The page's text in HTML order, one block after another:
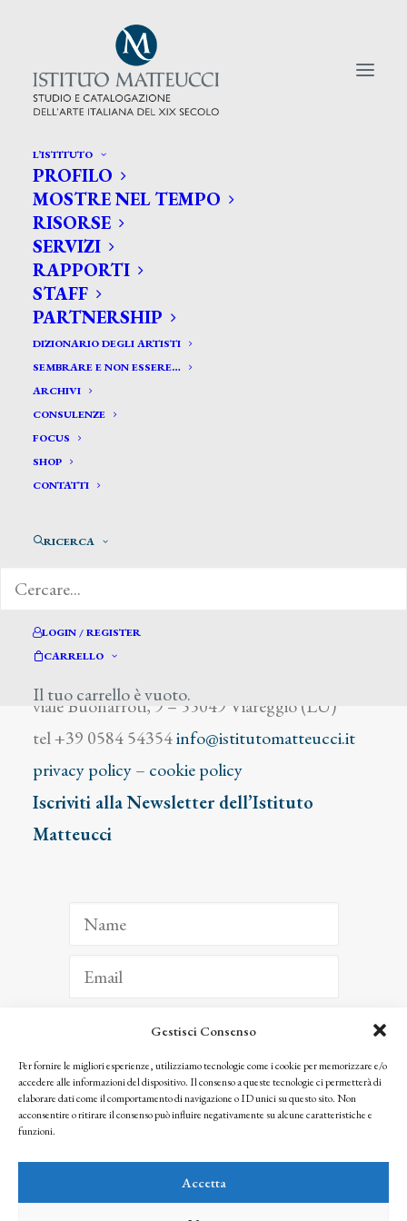
Gestisci Consenso
Per fornire le migliori esperienze, utilizziamo tecnologie come i cookie per memorizzare e/o
accedere alle informazioni del dispositivo. Il consenso a queste tecnologie ci permetterà di
elaborare dati come il comportamento di navigazione o ID unici su questo sito. Non
acconsentire o ritirare il consenso può influire negativamente su alcune caratteristiche e
funzioni.
Accetta
L’ISTITUTO
PROFILO
MOSTRE NEL TEMPO
RISORSE
SERVIZI
RAPPORTI
STAFF
PARTNERSHIP
DIZIONARIO DEGLI ARTISTI
SEMBRARE E NON ESSERE…
ARCHIVI
CONSULENZE
FOCUS
SHOP
CONTATTI
RICERCA
LOGIN / REGISTER
CARRELLO
Il tuo carrello è vuoto.
CERCA TRA GLI ARTISTI:
Search
for:
Coybona Nicola
viale Buonarroti, 9 – 55049 Viareggio (LU)
tel +39 0584 54354info@istitutomatteucci.it
privacy policy– cookie policy
Iscriviti alla Newsletter dell’Istituto
Matteucci
ISCRIVITI
Facendo clic per iscriverti, riconosci che le tue informazioni saranno trattate
seguendo la nostra Privacy Policy
© 2025 Istituto Matteucci. All right reserved
l’autorizzazione scritta dei proprietari dei diritti e dell’Istituto Matteucci